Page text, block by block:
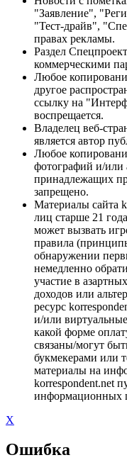
"Заявление",
"Тест-драйв",
правах рекламы.
Раздел
коммерческими
Любое
другое
ссылку на
воспрещается.
Владелец веб-
является автор
Любое
фотографий и/или
принадлежащих
запрещено.
Материалы сайта
лиц старше 21
может вызвать
правила
обнаружении
немедленно
участие в
доходов или
ресурс
и/или
какой форме
связаны/могут
букмекерами или
материалы на
korrespondent.net
информационных
X
Ошибка